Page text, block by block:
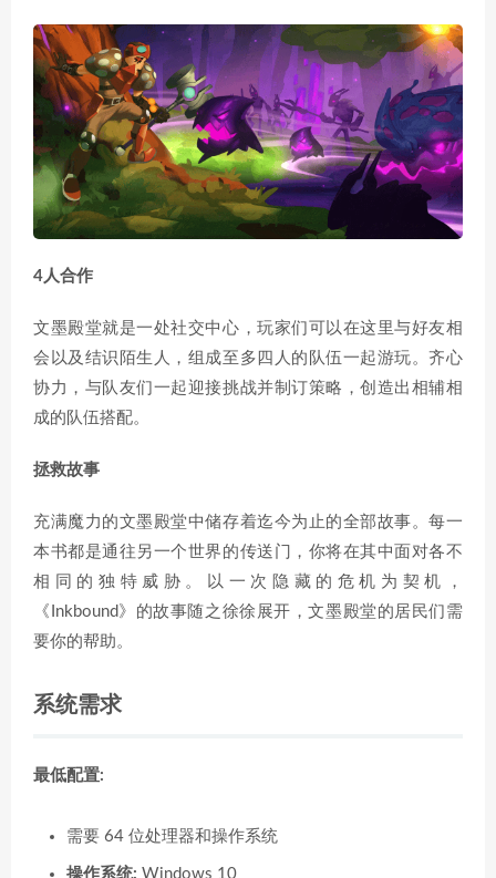
4人合作
文墨殿堂就是一处社交中心，玩家们可以在这里与好友相
会以及结识陌生人，组成至多四人的队伍一起游玩。齐心
协力，与队友们一起迎接挑战并制订策略，创造出相辅相
成的队伍搭配。
拯救故事
充满魔力的文墨殿堂中储存着迄今为止的全部故事。每一
本书都是通往另一个世界的传送门，你将在其中面对各不
相同的独特威胁。以一次隐藏的危机为契机，
《Inkbound》的故事随之徐徐展开，文墨殿堂的居民们需
要你的帮助。
系统需求
最低配置:
需要 64 位处理器和操作系统
操作系统: Windows 10